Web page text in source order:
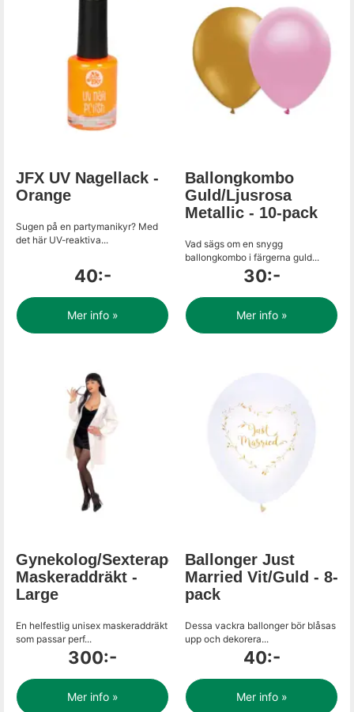
JFX UV Nagellack -
Orange
Sugen på en partymanikyr? Med
det här UV-reaktiva...
40:-
Mer info »
Ballongkombo
Guld/Ljusrosa
Metallic - 10-pack
Vad sägs om en snygg
ballongkombo i färgerna guld...
30:-
Mer info »
Gynekolog/Sexterapeut
Maskeraddräkt -
Large
En helfestlig unisex maskeraddräkt
som passar perf...
300:-
Mer info »
Ballonger Just
Married Vit/Guld - 8-
pack
Dessa vackra ballonger bör blåsas
upp och dekorera...
40:-
Mer info »